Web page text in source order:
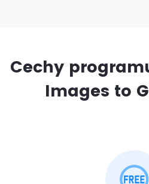
Cechy
Images to